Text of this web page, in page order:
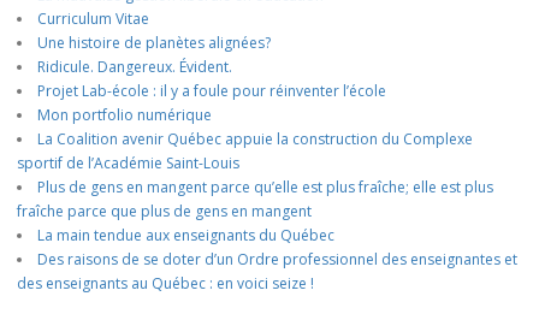
Curriculum Vitae
Une histoire de planètes alignées?
Ridicule. Dangereux. Évident.
Projet Lab-école : il y a foule pour réinventer l’école
Mon portfolio numérique
La Coalition avenir Québec appuie la construction du Complexe
sportif de l’Académie Saint-Louis
Plus de gens en mangent parce qu’elle est plus fraîche; elle est plus
fraîche parce que plus de gens en mangent
La main tendue aux enseignants du Québec
Des raisons de se doter d’un Ordre professionnel des enseignantes et
des enseignants au Québec : en voici seize !